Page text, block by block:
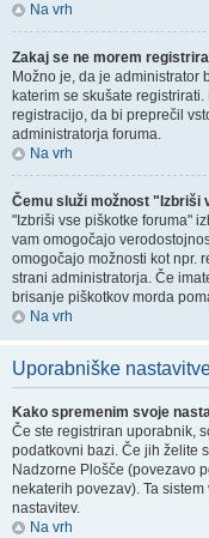
Na vrh
Zakaj se ne morem
Možno je, da je administrator
katerim se skušate
registracijo, da bi preprečil
administratorja foruma.
Na vrh
Čemu služi možnost "Izbriši
"Izbriši vse piškotke foruma"
vam omogočajo
omogočajo možnosti kot npr.
strani administratorja. Če
brisanje piškotkov morda
Na vrh
Uporabniške
Kako spremenim svoje
Če ste registriran uporabnik,
podatkovni bazi. Če jih želite
Nadzorne Plošče (povezavo
nekaterih povezav). Ta
nastavitev.
Na vrh